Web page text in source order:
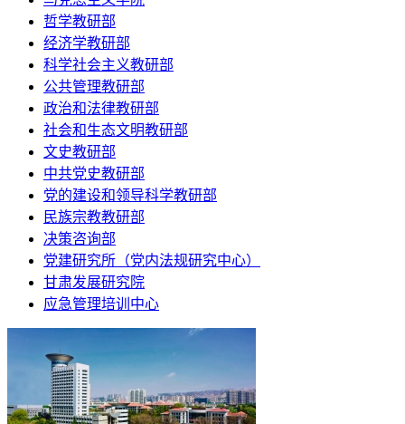
哲学教研部
经济学教研部
科学社会主义教研部
公共管理教研部
政治和法律教研部
社会和生态文明教研部
文史教研部
中共党史教研部
党的建设和领导科学教研部
民族宗教教研部
决策咨询部
党建研究所（党内法规研究中心）
甘肃发展研究院
应急管理培训中心